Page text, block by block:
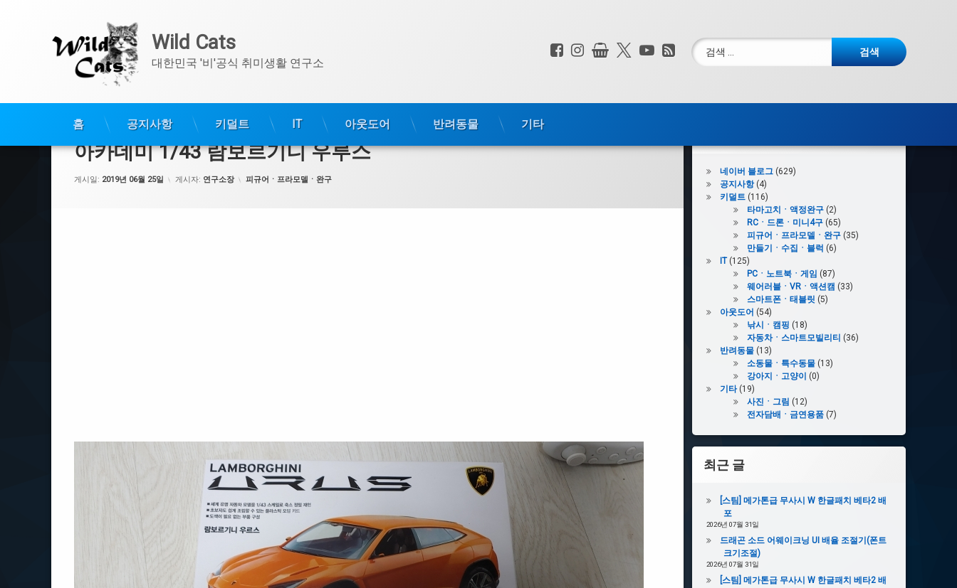
콘
Wild Cats
대한민국 '비'공식 취미생활 연구소 전화 :
페이스북
인스타그램
상점 X.com
YouTube
RSS검색:
홈 공지사항 키덜트 IT 아웃도어 반려동물 기타
아카데미 1/43 람보르기니 우루스
게시일: 2019년 06월 25일 게시자: 연구소장 카테고리:
피규어ㆍ프라모델ㆍ완구
네이버 블로그(629)
공지사항(4)
키덜트(116)
타마고치ㆍ액정완구(2)
RCㆍ드론ㆍ미니4구(65)
피규어ㆍ프라모델ㆍ완구(35)
만들기ㆍ수집ㆍ블럭 (6)
IT(125)
PCㆍ노트북ㆍ게임 (87)
웨어러블ㆍVRㆍ액션캠 (33)
스마트폰ㆍ태블릿 (5)
아웃도어 (54)
낚시ㆍ캠핑 (18)
자동차ㆍ스마트모빌리티 (36)
반려동물(13)
소동물ㆍ특수동물(13)
강아지ㆍ고양이
(0)
기타(19)
사진ㆍ그림 (12)
전자담배ㆍ금연용품(7)
최근 글
[스팀] 메가톤급 무사시 W 한글패치 베타2 배
포
2026년 07월 31일
드래곤 소드 어웨이크닝 UI 배율 조절기(폰트
크기조절)
2026년 07월 31일
[스팀] 메가톤급 무사시 W 한글패치 베타2 배